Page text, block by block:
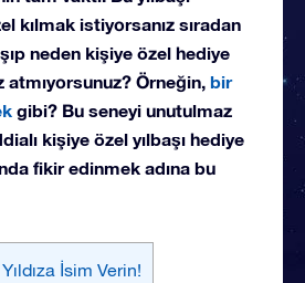
kılmak istiyorsanız sıradan
neden kişiye özel hediye
Örneğin, bir
gibi? Bu seneyi unutulmaz
kişiye özel yılbaşı hediye
fikir edinmek adına bu
İsim Verin!